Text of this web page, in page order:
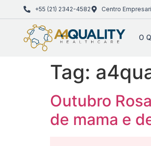
+55 (21) 2342-4582 Centro
O
Tag:
Outubro
de mama e